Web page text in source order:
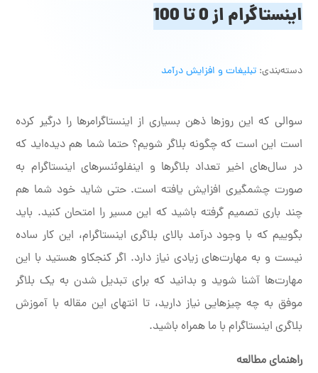
اینستاگرام از 0 تا 100
دسته‌بندی:تبلیغات و افزایش درآمد
سوالی که این روزها ذهن بسیاری از اینستاگرامرها را درگیر کرده
است این است که چگونه بلاگر شویم؟ حتما شما هم دیده‌اید که
در سال‌های اخیر تعداد بلاگرها و اینفلوئنسرهای اینستاگرام به
صورت چشمگیری افزایش یافته است. حتی شاید خود شما هم
چند باری تصمیم گرفته باشید که این مسیر را امتحان کنید. باید
بگوییم که با وجود درآمد بالای بلاگری اینستاگرام، این کار ساده
نیست و به مهارت‌های زیادی نیاز دارد. اگر کنجکاو هستید با این
مهارت‌ها آشنا شوید و بدانید که برای تبدیل شدن به یک بلاگر
موفق به چه چیزهایی نیاز دارید، تا انتهای این مقاله با آموزش
بلاگری اینستاگرام با ما همراه باشید.
راهنمای مطالعه